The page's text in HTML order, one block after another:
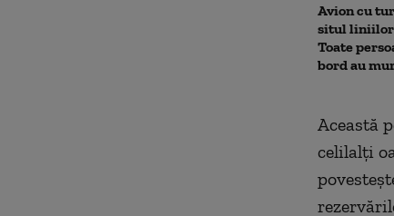
Avion cu
situl liniilor
Toate
bord au
Această
celilalți